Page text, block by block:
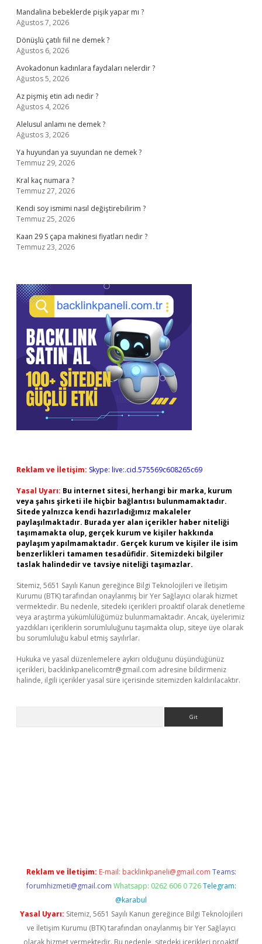
Mandalina bebeklerde pişik yapar mı ?
Ağustos 7, 2026
Dönüşlü çatılı fiil ne demek ?
Ağustos 6, 2026
Avokadonun kadınlara faydaları nelerdir ?
Ağustos 5, 2026
Az pişmiş etin adı nedir ?
Ağustos 4, 2026
Alelusul anlamı ne demek ?
Ağustos 3, 2026
Ya huyundan ya suyundan ne demek ?
Temmuz 29, 2026
Kral kaç numara ?
Temmuz 27, 2026
Kendi soy ismimi nasıl değiştirebilirim ?
Temmuz 25, 2026
Kaan 29 S çapa makinesi fiyatları nedir ?
Temmuz 23, 2026
Reklam ve İletişim: Skype: live:.cid.575569c608265c69
Yasal Uyarı: Bu internet sitesi, herhangi bir marka, kurum
veya şahıs şirketi ile hiçbir bağlantısı bulunmamaktadır.
Sitede yalnızca kendi hazırladığımız makaleler
paylaşılmaktadır. Burada yer alan içerikler haber niteliği
taşımamakta olup, gerçek kurum ve kişiler hakkında
paylaşım yapılmamaktadır. Gerçek kurum ve kişiler ile isim
benzerlikleri tamamen tesadüfidir. Sitemizdeki bilgiler
taslak halindedir ve tavsiye niteliği taşımazlar.
Sitemiz, 5651 Sayılı Kanun gereğince Bilgi Teknolojileri ve İletişim
Kurumu (BTK) tarafından onaylanmış bir Yer Sağlayıcı olarak hizmet
vermektedir. Bu nedenle, sitedeki içerikleri proaktif olarak denetleme
veya araştırma yükümlülüğümüz bulunmamaktadır. Ancak, üyelerimiz
yazdıkları içeriklerin sorumluluğunu taşımakta olup, siteye üye olarak
bu sorumluluğu kabul etmiş sayılırlar.
Hukuka ve yasal düzenlemelere aykırı olduğunu düşündüğünüz
içerikleri, backlinkpanelicomtr@gmail.com adresine bildirmeniz
halinde, ilgili içerikler yasal süre içerisinde sitemizden kaldırılacaktır.
Reklam ve İletişim: E-mail: backlinkpaneli@gmail.com Teams:
forumhizmeti@gmail.com Whatsapp: 0262 606 0 726 Telegram:
@karabul
Yasal Uyarı: Sitemiz, 5651 Sayılı Kanun gereğince Bilgi Teknolojileri
ve İletişim Kurumu (BTK) tarafından onaylanmış bir Yer Sağlayıcı
olarak hizmet vermektedir. Bu nedenle, sitedeki içerikleri proaktif